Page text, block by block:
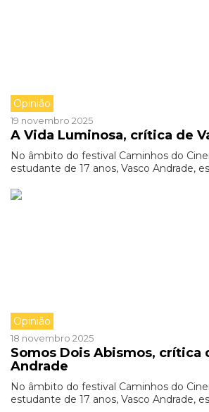
Opinião
19 novembro 2025
A Vida Luminosa, crítica de
No âmbito do festival Caminhos do
estudante de 17 anos, Vasco Andrade,
Opinião
18 novembro 2025
Somos Dois Abismos, crítica
Andrade
No âmbito do festival Caminhos do
estudante de 17 anos, Vasco Andrade,